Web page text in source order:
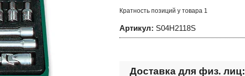
1/4"DR,
13
Кратность позиций у товара 1
Артикул: S04H2118S
Доставка для физ. лиц: